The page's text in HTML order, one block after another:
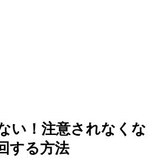
い！注意されなくな
する方法